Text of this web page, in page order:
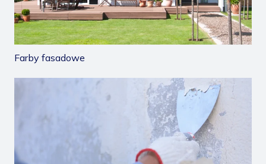
Farby fasadowe
/produkty-pomocznicze